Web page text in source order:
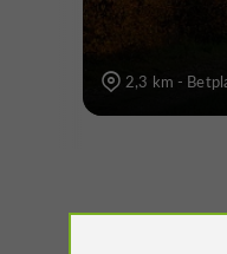
2,3 km -